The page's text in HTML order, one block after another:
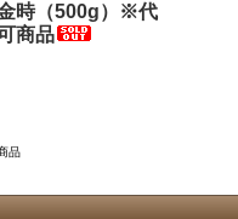
時（500g）※代
商品
品